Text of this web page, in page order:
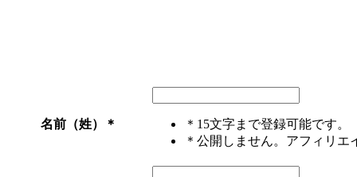
名前（姓） ＊
＊15文字まで登録可能です。
＊公開しません。アフィリ